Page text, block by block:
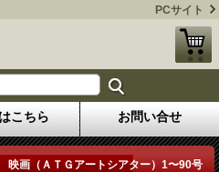
PCサイト
こちら お問い合せ
画（ＡＴＧアートシアター）1〜90号